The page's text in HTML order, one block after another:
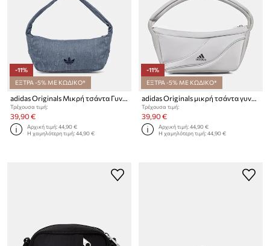
-11%
ΕΞΤΡΑ -5% ΜΕ ΚΩΔΙΚΟ*
adidas Originals Μικρή τσάντα Γυναικεία βαμβακερή
Τρέχουσα τιμή:
39,90 €
Αρχική τιμή:44,90 €
Η χαμηλότερη τιμή:44,90 €
-11%
ΕΞΤΡΑ -5% ΜΕ ΚΩΔΙΚΟ*
adidas Originals μικρή τσάντα γυναικεία
Τρέχουσα τιμή:
39,90 €
Αρχική τιμή:44,90 €
Η χαμηλότερη τιμή:44,90 €